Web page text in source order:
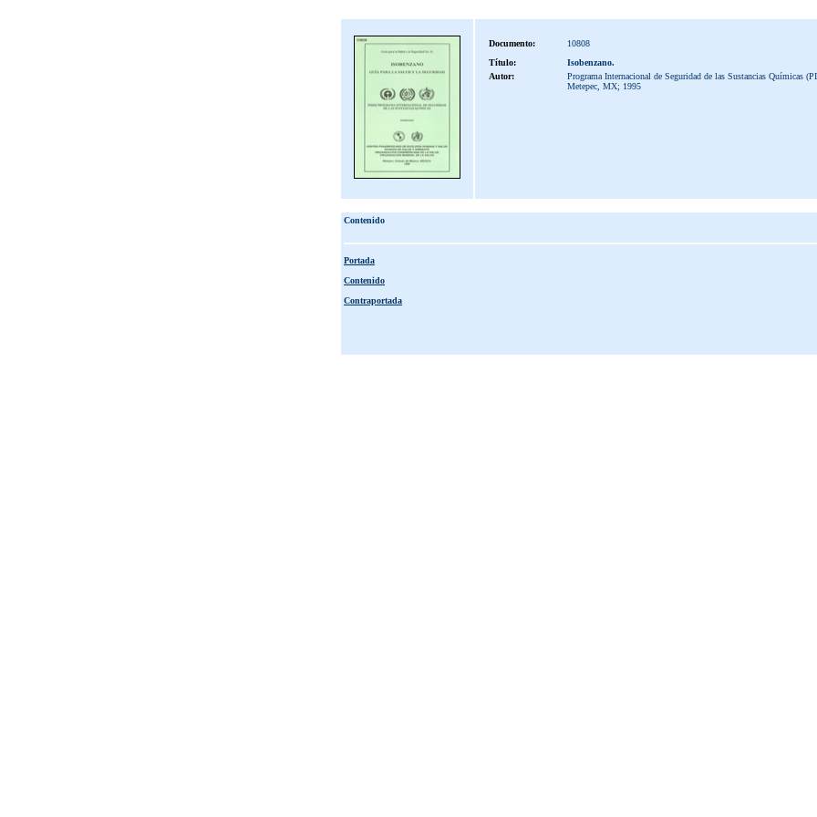
Documento:
10808
Título:
Isobenzano.
Autor:
Programa Internacional de Seguridad de las Sustancias Químicas
Metepec, MX; 1995
Contenido
Portada
Contenido
Contraportada